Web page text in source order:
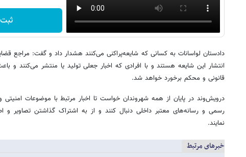
دادستان لواسانات به کسانی که شایعه‌پراکنی می‌کنند هشدار داد و گفت: مراجع
انتشار این شایعه هستند و با افرادی که اخبار جعلی تولید یا منتشر می‌کنند و
قانونی و محکم برخورد خواهد شد.
درویش‌وند در پایان از همه شهروندان خواست تا اخبار مرتبط با موضوعات
رسمی و رسانه‌های معتبر داخلی دنبال کنند و از به اشتراک گذاشتن تصاویر و
نمایند.
خبرهای مرتبط